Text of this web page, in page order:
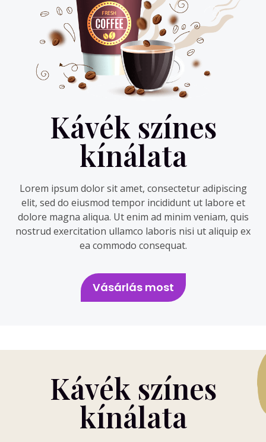
Kávék színes
kínálata
Lorem ipsum dolor sit amet, consectetur adipiscing
elit, sed do eiusmod tempor incididunt ut labore et
dolore magna aliqua. Ut enim ad minim veniam, quis
nostrud exercitation ullamco laboris nisi ut aliquip ex
ea commodo consequat.
Vásárlás most
Kávék színes
kínálata